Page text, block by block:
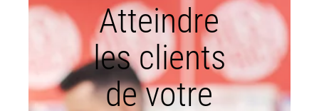
Atteindre
les clients
de votre